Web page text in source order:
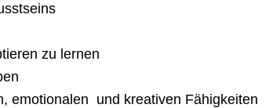
zu lernen
emotionalen und kreativen Fähigkeiten